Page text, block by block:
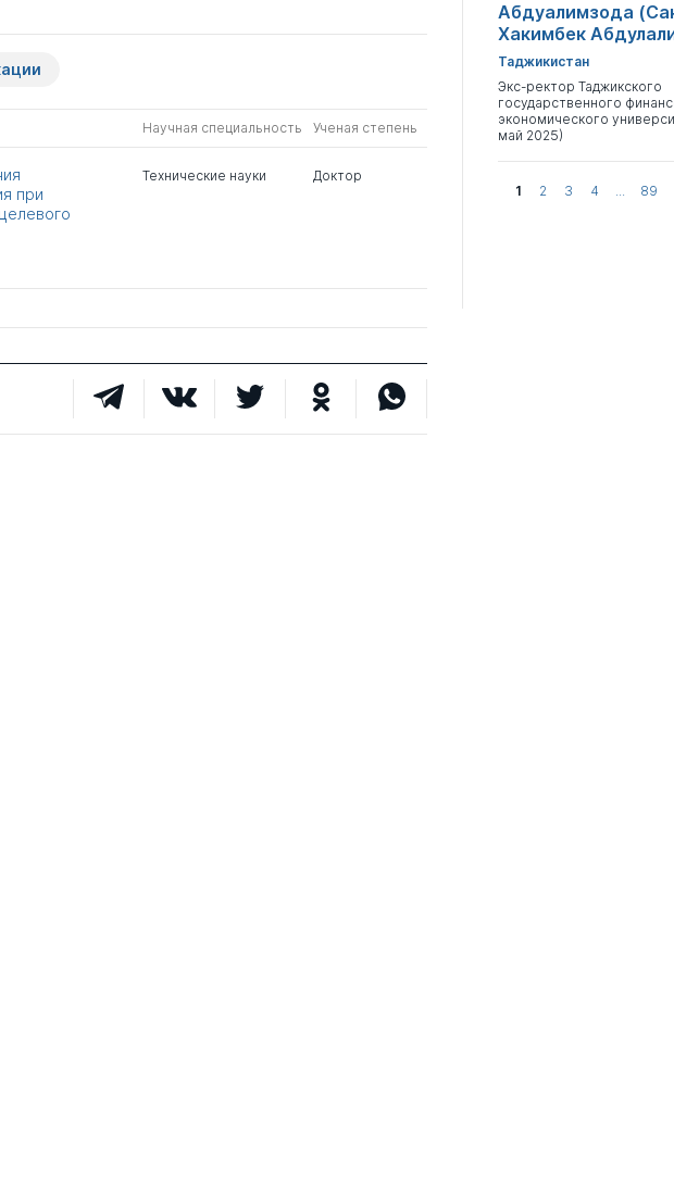
Научная специальность Ученая степень
при
Технические науки Доктор
Абдуалимзода
Хакимбек
Таджикистан
Экс-ректор Таджикского
государственного
экономического
май 2025)
1 2 3 4 ... 89